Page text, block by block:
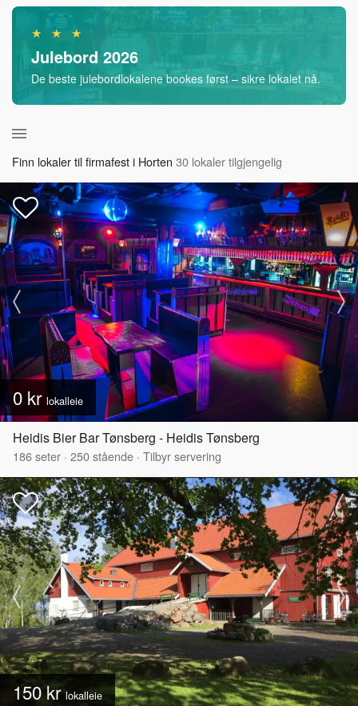
★ ★ ★
Julebord 2026
De beste julebordlokalene bookes først – sikre lokalet nå.
Finn lokaler til firmafest i Horten 30 lokaler tilgjengelig
0 kr lokalleie
Heidis Bier Bar Tønsberg - Heidis Tønsberg
186seter · 250stående · Tilbyr servering
150 kr lokalleie